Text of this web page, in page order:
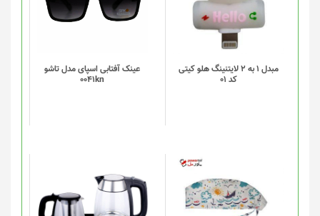
مبدل 1 به 2 لایتنینگ هلو کیتی
کد 01
عینک آفتابی اسپای مدل تاشو
0041kn
محصول
دارای